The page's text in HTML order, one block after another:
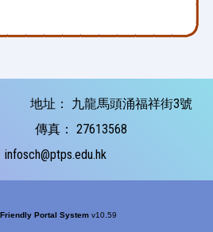
地址：
九龍馬頭涌福祥街3號
傳真： 27613568
infosch@ptps.edu.hk
Friendly Portal System v10.59